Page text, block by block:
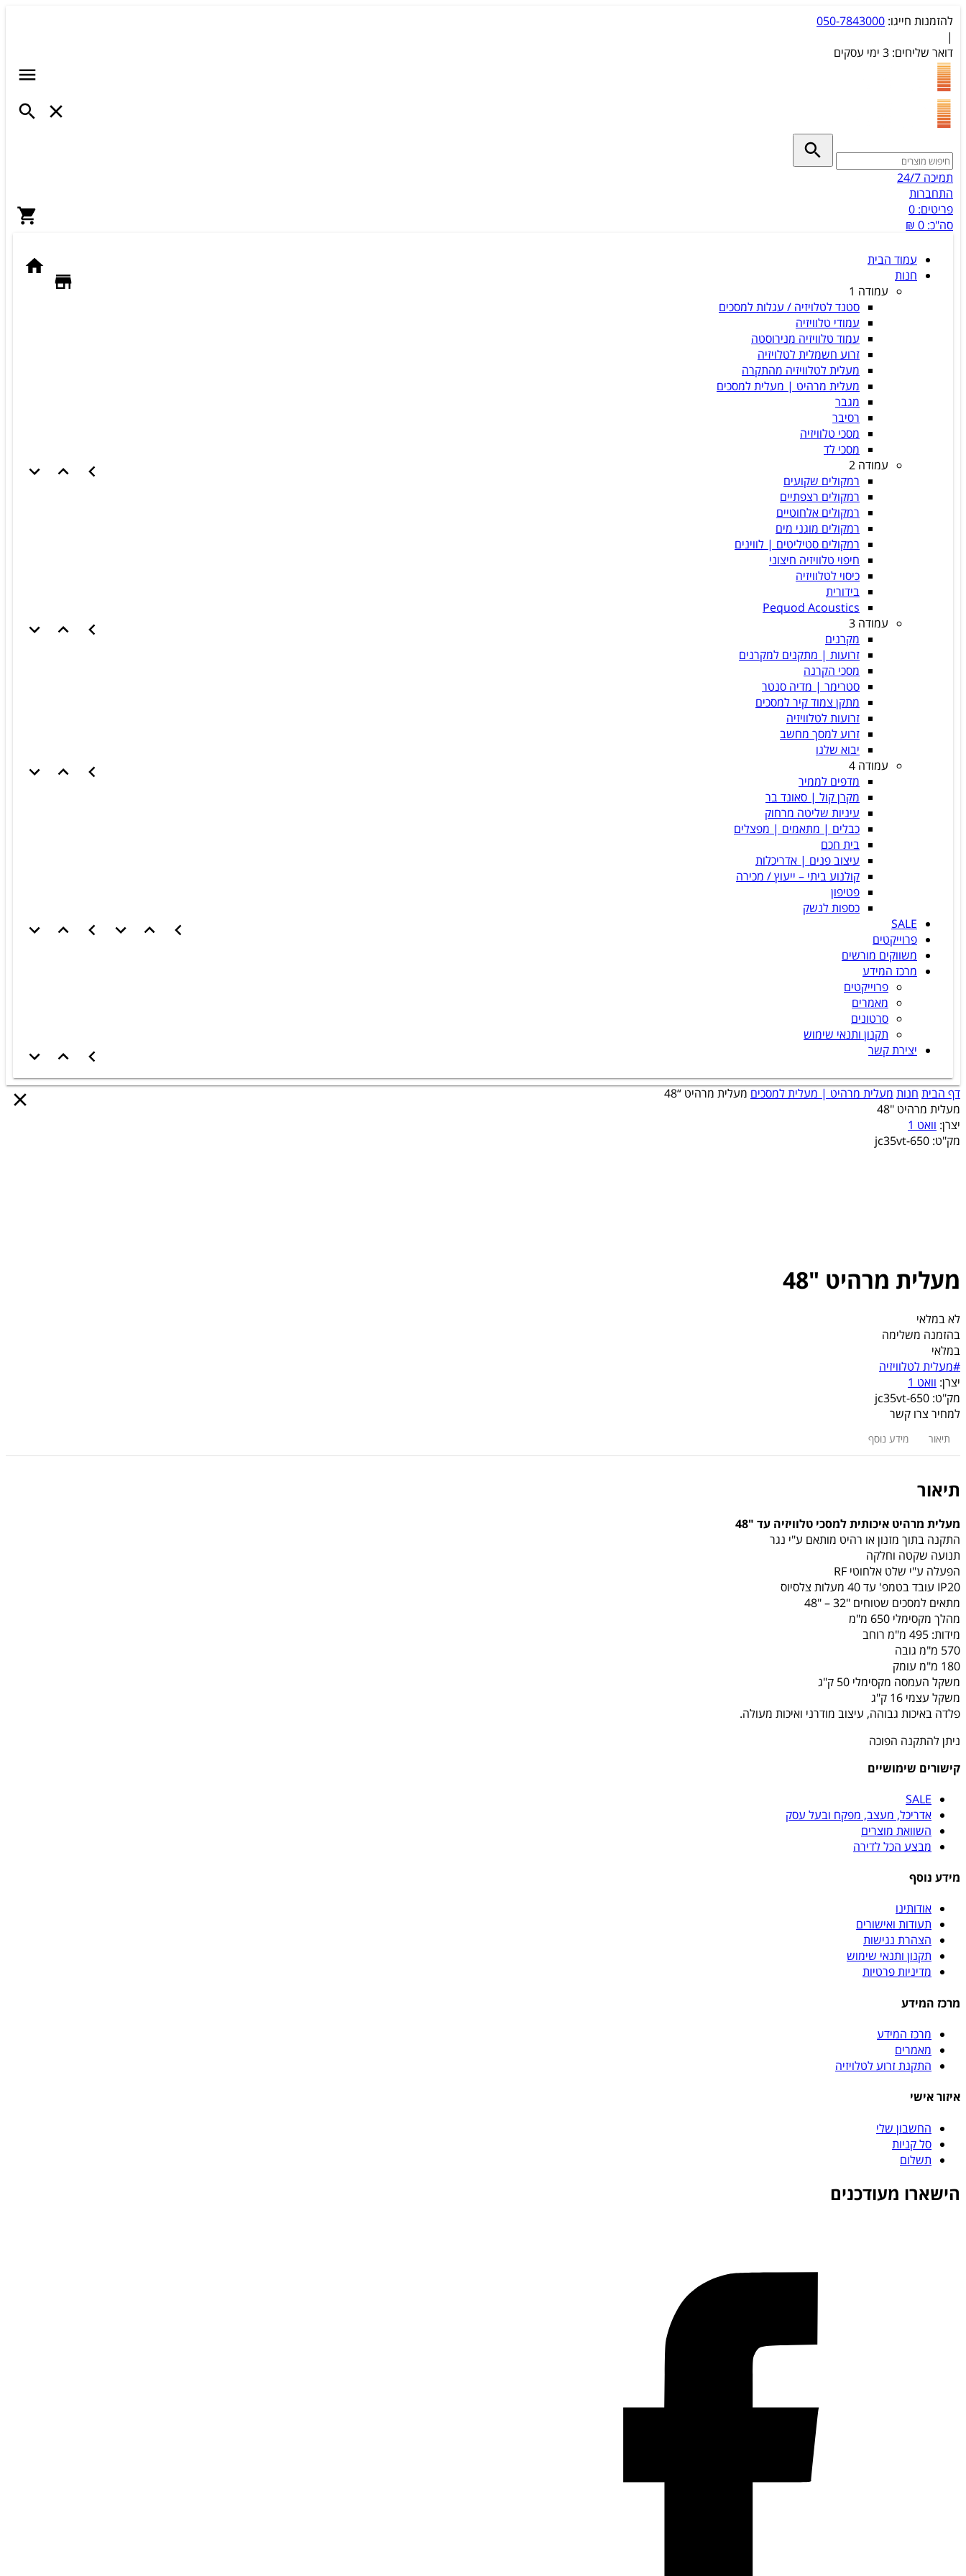
להזמנות חייגו: 050-7843000
|
דואר שליחים: 3 ימי עסקים
תמיכה 24/7
התחברות
פריטים: 0
סה"כ: 0 ₪
עמוד הבית
חנות
עמודה 1
סטנד לטלויזיה / עגלות למסכים
עמודי טלוויזיה
עמוד טלוויזיה מנירוסטה
זרוע חשמלית לטלויזיה
מעלית לטלוויזיה מהתקרה
מעלית מרהיט | מעלית למסכים
מגבר
רסיבר
מסכי טלוויזיה
מסכי לד
עמודה 2
רמקולים שקועים
רמקולים רצפתיים
רמקולים אלחוטיים
רמקולים מוגני מים
רמקולים סטיליטים | לווינים
חיפוי טלוויזיה חיצוני
כיסוי לטלוויזיה
בידורית
Pequod Acoustics
עמודה 3
מקרנים
זרועות | מתקנים למקרנים
מסכי הקרנה
סטרימר | מדיה סנטר
מתקן צמוד קיר למסכים
זרועות לטלוויזיה
זרוע למסך מחשב
יבוא שלנו
עמודה 4
מדפים לממיר
מקרן קול | סאונד בר
עיניות שליטה מרחוק
כבלים | מתאמים | מפצלים
בית חכם
עיצוב פנים | אדריכלות
קולנוע ביתי – ייעוץ / מכירה
פטיפון
כספות לנשק
SALE
פרוייקטים
משווקים מורשים
מרכז המידע
פרוייקטים
מאמרים
סרטונים
תקנון ותנאי שימוש
יצירת קשר
דף הבית חנות מעלית מרהיט | מעלית למסכים מעלית מרהיט “48
מעלית מרהיט "48
יצרן: וואט 1
מק"ט: jc35vt-650
מעלית מרהיט "48
לא במלאי
בהזמנה משלימה
במלאי
#מעלית לטלוויזיה
יצרן: וואט 1
מק"ט: jc35vt-650
למחיר צרו קשר
תיאור מידע נוסף
תיאור
מעלית מרהיט איכותית למסכי טלוויזיה עד "48
התקנה בתוך מזנון או רהיט מותאם ע"י נגר
תנועה שקטה וחלקה
הפעלה ע"י שלט אלחוטי RF
IP20 עובד בטמפ' עד 40 מעלות צלסיוס
מתאים למסכים שטוחים "32 – "48
מהלך מקסימלי 650 מ"מ
מידות: 495 מ"מ רוחב
570 מ"מ גובה
180 מ"מ עומק
משקל העמסה מקסימלי 50 ק"ג
משקל עצמי 16 ק"ג
פלדה באיכות גבוהה, עיצוב מודרני ואיכות מעולה.
ניתן להתקנה הפוכה
קישורים שימושיים
SALE
אדריכל, מעצב, מפקח ובעל עסק
השוואת מוצרים
מבצע הכל לדירה
מידע נוסף
אודותינו
תעודות ואישורים
הצהרת נגישות
תקנון ותנאי שימוש
מדיניות פרטיות
מרכז המידע
מרכז המידע
מאמרים
התקנת זרוע לטלויזיה
איזור אישי
החשבון שלי
סל קניות
תשלום
הישארו מעודכנים